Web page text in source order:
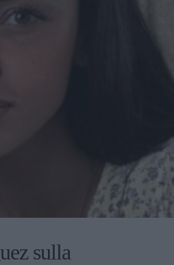
sulla